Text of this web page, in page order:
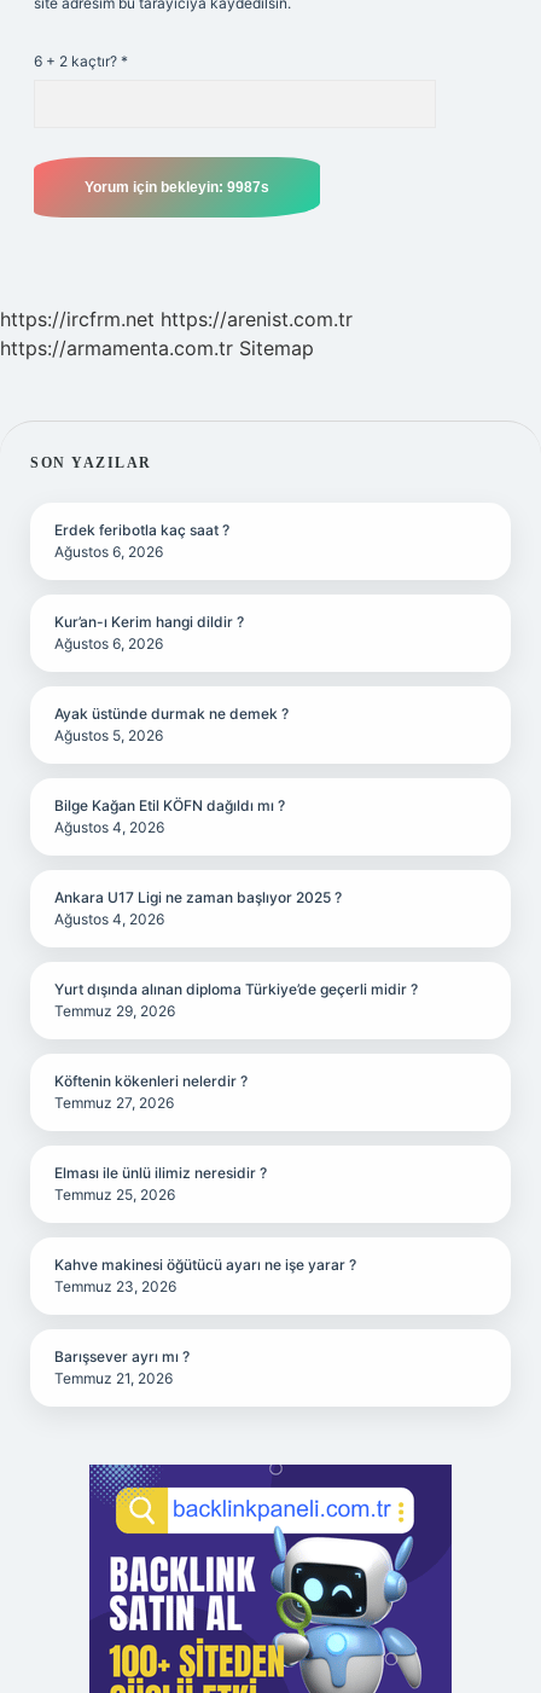
6 + 2 kaçtır? *
https://ircfrm.net https://arenist.com.tr
https://armamenta.com.tr Sitemap
SIDEBAR
SON YAZILAR
Erdek feribotla kaç saat ?
Ağustos 6, 2026
Kur’an-ı Kerim hangi dildir ?
Ağustos 6, 2026
Ayak üstünde durmak ne demek ?
Ağustos 5, 2026
Bilge Kağan Etil KÖFN dağıldı mı ?
Ağustos 4, 2026
Ankara U17 Ligi ne zaman başlıyor 2025 ?
Ağustos 4, 2026
Yurt dışında alınan diploma Türkiye’de geçerli midir ?
Temmuz 29, 2026
Köftenin kökenleri nelerdir ?
Temmuz 27, 2026
Elması ile ünlü ilimiz neresidir ?
Temmuz 25, 2026
Kahve makinesi öğütücü ayarı ne işe yarar ?
Temmuz 23, 2026
Barışsever ayrı mı ?
Temmuz 21, 2026